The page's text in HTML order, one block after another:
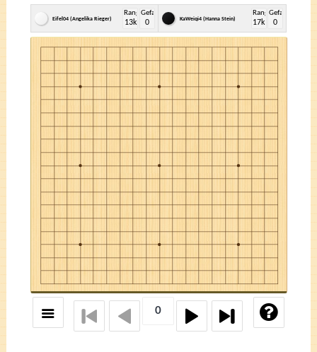
Eifel04 (Angelika Rieger)
Rang
13k
Gefangene
0 KaWeiqi4 (Hanna Stein)
Rang
17k
Gefangene
0